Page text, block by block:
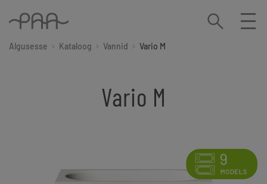
Algusesse Kataloog Vannid Vario M
Vario M